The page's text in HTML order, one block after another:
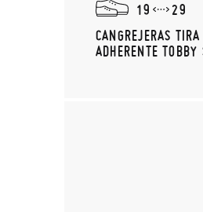
19
29
CANGREJERAS TIRA
ADHERENTE TOBBY